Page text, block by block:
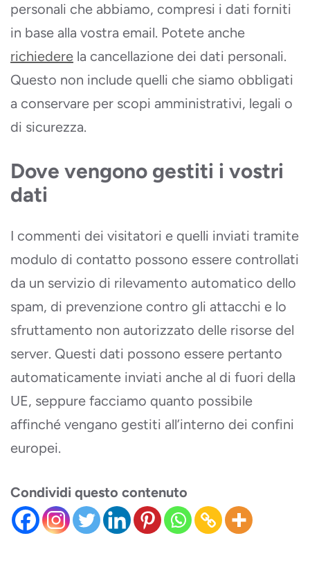
personali che abbiamo, compresi i dati forniti
in base alla vostra email. Potete anche
richiedere la cancellazione dei dati personali.
Questo non include quelli che siamo obbligati
a conservare per scopi amministrativi, legali o
di sicurezza.
Dove vengono gestiti i vostri
dati
I commenti dei visitatori e quelli inviati tramite
modulo di contatto possono essere controllati
da un servizio di rilevamento automatico dello
spam, di prevenzione contro gli attacchi e lo
sfruttamento non autorizzato delle risorse del
server. Questi dati possono essere pertanto
automaticamente inviati anche al di fuori della
UE, seppure facciamo quanto possibile
affinché vengano gestiti all’interno dei confini
europei.
Condividi questo contenuto